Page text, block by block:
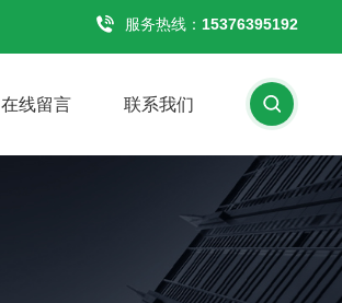
服务热线： 15376395192
在线留言 联系我们